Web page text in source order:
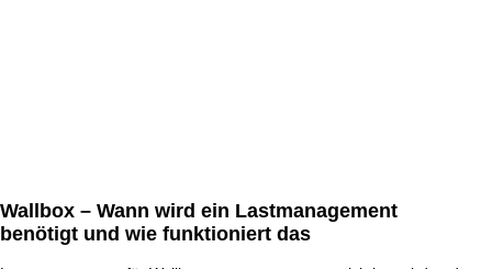
Wallbox – Wann wird ein Lastmanagement
benötigt und wie funktioniert das